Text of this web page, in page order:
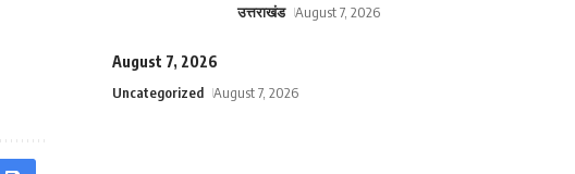
उत्तराखंड August 7, 2026
August 7, 2026
Uncategorized August 7, 2026